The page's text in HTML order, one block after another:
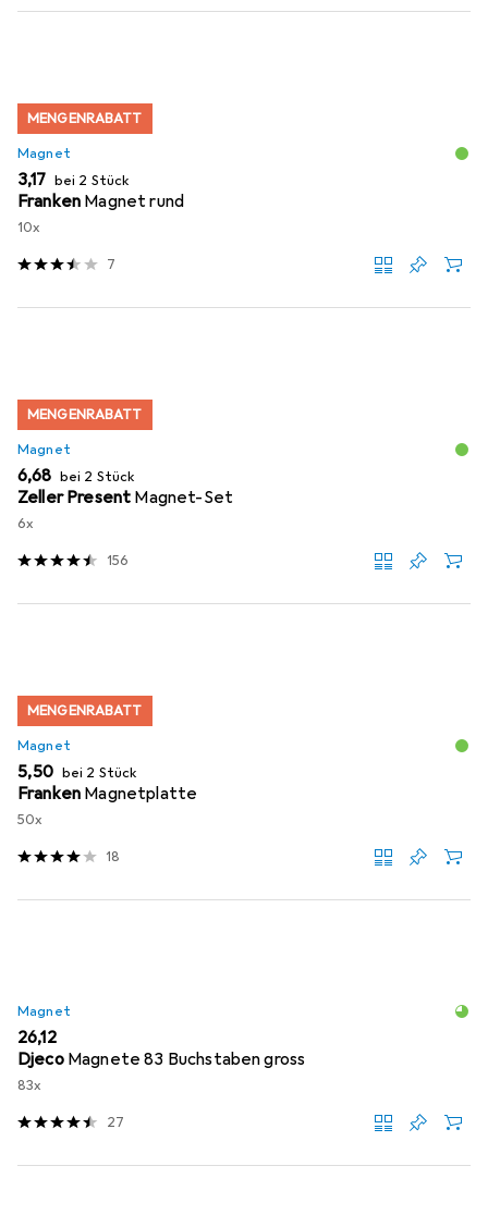
MENGENRABATT
Magnet
EUR
3,17 bei 2 Stück
Franken Magnet rund
10x
7
MENGENRABATT
Magnet
EUR
6,68 bei 2 Stück
Zeller Present Magnet-Set
6x
156
MENGENRABATT
Magnet
EUR
5,50 bei 2 Stück
Franken Magnetplatte
50x
18
Magnet
EUR
26,12
Djeco Magnete 83 Buchstaben gross
83x
27